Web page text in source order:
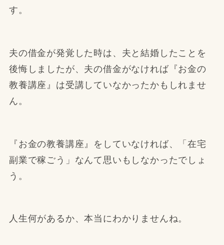
す。
夫の借金が発覚した時は、夫と結婚したことを
後悔しましたが、夫の借金がなければ『お金の
教養講座』は受講していなかったかもしれませ
ん。
『お金の教養講座』をしていなければ、「在宅
副業で稼ごう」なんて思いもしなかったでしょ
う。
人生何があるか、本当にわかりませんね。